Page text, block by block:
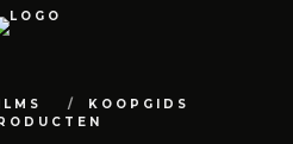
KOOPGIDS